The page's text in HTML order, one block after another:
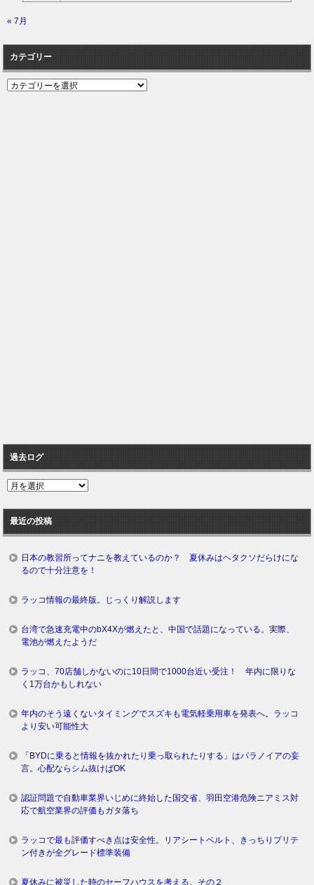
« 7月
カテゴリー
カ
過去ログ
過
ロ
グ
最近の投稿
日本の教習所ってナニを教えているのか？ 夏休みはヘタクソだらけにな
るので十分注意を！
ラッコ情報の最終版。じっくり解説します
台湾で急速充電中のbX4Xが燃えたと、中国で話題になっている。実際、
電池が燃えたようだ
ラッコ、70店舗しかないのに10日間で1000台近い受注！ 年内に限りな
く1万台かもしれない
年内のそう遠くないタイミングでスズキも電気軽乗用車を発表へ。ラッコ
より安い可能性大
「BYDに乗ると情報を抜かれたり乗っ取られたりする」はパラノイアの妄
言。心配ならシム抜けばOK
認証問題で自動車業界いじめに終始した国交省、羽田空港危険ニアミス対
応で航空業界の評価もガタ落ち
ラッコで最も評価すべき点は安全性。リアシートベルト、きっちりプリテ
ン付きが全グレード標準装備
夏休みに被災した時のセーフハウスを考える。その２